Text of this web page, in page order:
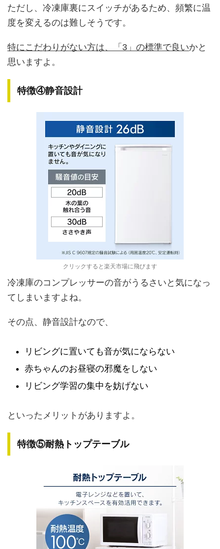
ただし、冷凍庫裏にスイッチがあるため、頻繁に温
度を変えるのは難しそうです。
特にこだわりがない方は、「3」の標準で良いかと
思いますよ。
特徴④静音設計
クリックすると楽天市場に飛びます
冷凍庫のコンプレッサーの音がうるさいと気になっ
てしまいますよね。
その点、静音設計なので、
リビングに置いても音が気にならない
赤ちゃんのお昼寝の邪魔をしない
リビング学習の集中を妨げない
といったメリットがありますよ。
特徴⑤耐熱トップテーブル